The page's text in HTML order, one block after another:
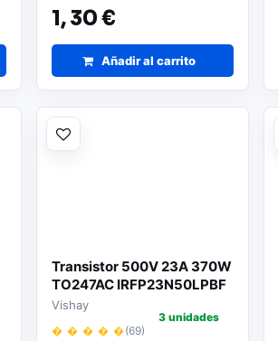
1,30 €
Añadir al carrito
Transistor 500V 23A 370W
TO247AC IRFP23N50LPBF
Vishay
� � � � �(69)
3 unidades